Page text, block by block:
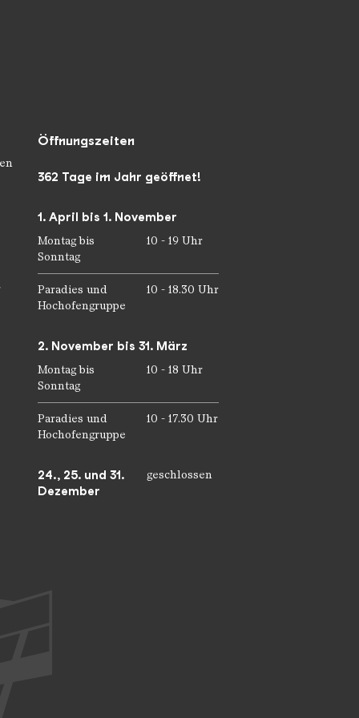
Öffnungszeiten
362 Tage im Jahr geöffnet!
1. April bis 1. November
Montag bis
Sonntag
10 - 19 Uhr
Paradies und
Hochofengruppe
10 - 18.30 Uhr
2. November bis 31. März
Montag bis
Sonntag
10 - 18 Uhr
Paradies und
Hochofengruppe
10 - 17.30 Uhr
24., 25. und 31.
Dezember
geschlossen